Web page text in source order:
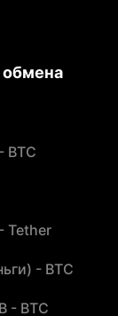
обмена
BTC
Tether
- BTC
- BTC